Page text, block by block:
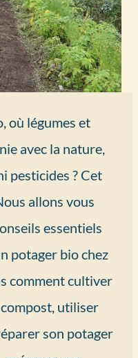
où légumes et
avec la nature,
pesticides ? Cet
allons vous
essentiels
potager bio chez
comment cultiver
utiliser
son potager